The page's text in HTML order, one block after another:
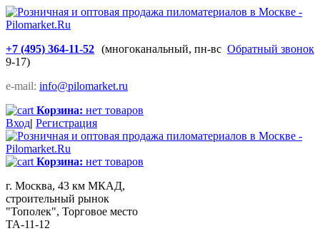
+7 (495) 364-11-52 Обратный звонок
(многоканальный, пн-вс
9-17)
e-mail: info@pilomarket.ru
Корзина: нет товаров
Вход| Регистрация
Корзина: нет товаров
г. Москва, 43 км МКАД,
строительный рынок
"Тополек", Торговое место
ТА-11-12